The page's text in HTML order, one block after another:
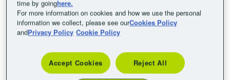
Votre été à petit prix : -20% pour 1 nuit, -25% dès 2
nuits en réservant 7 jours avant ! Offre valable
dans les hôtels B&B HOTELS en France.
B&me Club !
time by goinghere.
For more information on cookies and how we use the personal
information we collect, please see ourCookies Policy
andPrivacy Policy Cookie Policy
Accept Cookies Reject All